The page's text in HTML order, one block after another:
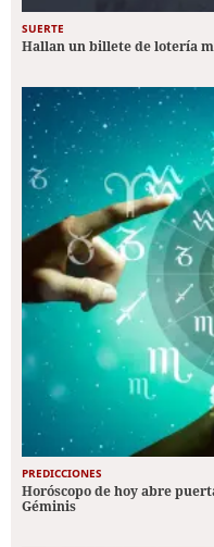
SUERTE
Hallan un billete de lotería
PREDICCIONES
Horóscopo de hoy abre
Géminis